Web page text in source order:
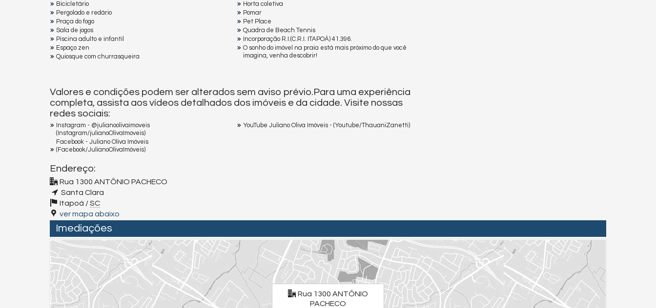
Bicicletário
Pergolado e redário
Praça do fogo
Sala de jogos
Piscina adulto e infantil
Espaço zen
Quiosque com churrasqueira
Horta coletiva
Pomar
Pet Place
Quadra de Beach Tennis
Incorporação R.I.(C.R.I. ITAPOÁ) 41.396.
O sonho do imóvel na praia está mais próximo do que você
imagina, venha descobrir!
Valores e condições podem ser alterados sem aviso prévio.Para uma experiência
completa, assista aos vídeos detalhados dos imóveis e da cidade. Visite nossas
redes sociais:
Instagram - @julianoolivaimoveis
(Instagram/julianoOlivaImoveis)
Facebook - Juliano Oliva Imóveis
(Facebook/JulianoOlivaImóveis)
YouTube Juliano Oliva Imóveis - (Youtube/ThauaniZanetti)
Endereço:
Rua 1300 ANTÔNIO PACHECO
Santa Clara
Itapoá /SC
ver mapa abaixo
Imediações
Rua 1300 ANTÔNIO
PACHECO